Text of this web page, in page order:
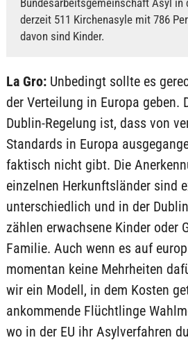
Bundesarbeitsgemeinschaft Asyl in
derzeit 511 Kirchenasyle mit 786
davon sind Kinder.
La Gro:Unbedingt sollte es
der Verteilung in Europa geben.
Dublin-Regelung ist, dass von
Standards in Europa
faktisch nicht gibt. Die
einzelnen Herkunftsländer sind
unterschiedlich und in der
zählen erwachsene Kinder oder
Familie. Auch wenn es auf
momentan keine Mehrheiten
wir ein Modell, in dem Kosten
ankommende Flüchtlinge
wo in der EU ihr Asylverfahren